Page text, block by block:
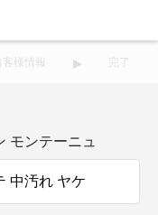
客様情報 完了
モンテーニュ